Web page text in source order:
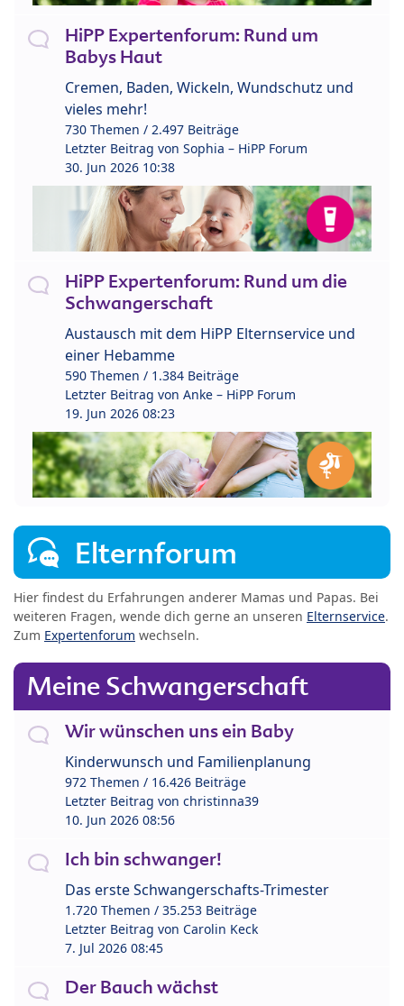
HiPP Expertenforum: Rund um
Babys Haut
Cremen, Baden, Wickeln, Wundschutz und
vieles mehr!
730 Themen / 2.497 Beiträge
Letzter Beitrag von Sophia – HiPP Forum
30. Jun 2026 10:38
HiPP Expertenforum: Rund um die
Schwangerschaft
Austausch mit dem HiPP Elternservice und
einer Hebamme
590 Themen / 1.384 Beiträge
Letzter Beitrag von Anke – HiPP Forum
19. Jun 2026 08:23
Elternforum
Hier findest du Erfahrungen anderer Mamas und Papas. Bei
weiteren Fragen, wende dich gerne an unseren Elternservice.
Zum Expertenforum wechseln.
Meine Schwangerschaft
Wir wünschen uns ein Baby
Kinderwunsch und Familienplanung
972 Themen / 16.426 Beiträge
Letzter Beitrag von christinna39
10. Jun 2026 08:56
Ich bin schwanger!
Das erste Schwangerschafts-Trimester
1.720 Themen / 35.253 Beiträge
Letzter Beitrag von Carolin Keck
7. Jul 2026 08:45
Der Bauch wächst